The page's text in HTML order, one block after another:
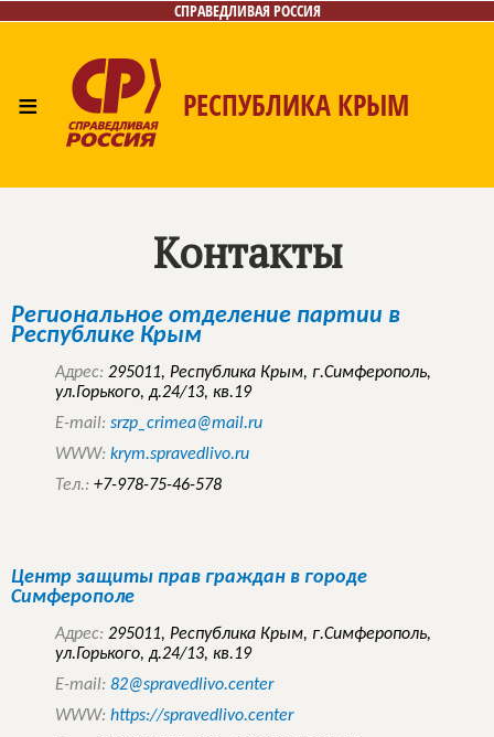
СПРАВЕДЛИВАЯ РОССИЯ
≡ РЕСПУБЛИКА КРЫМ
Контакты
Региональное отделение партии в
Республике Крым
Адрес: 295011, Республика Крым, г.Симферополь,
ул.Горького, д.24/13, кв.19
E-mail: srzp_crimea@mail.ru
WWW: krym.spravedlivo.ru
Тел.: +7-978-75-46-578
Центр защиты прав граждан в городе
Симферополе
Адрес: 295011, Республика Крым, г.Симферополь,
ул.Горького, д.24/13, кв.19
E-mail: 82@spravedlivo.center
WWW: https://spravedlivo.center